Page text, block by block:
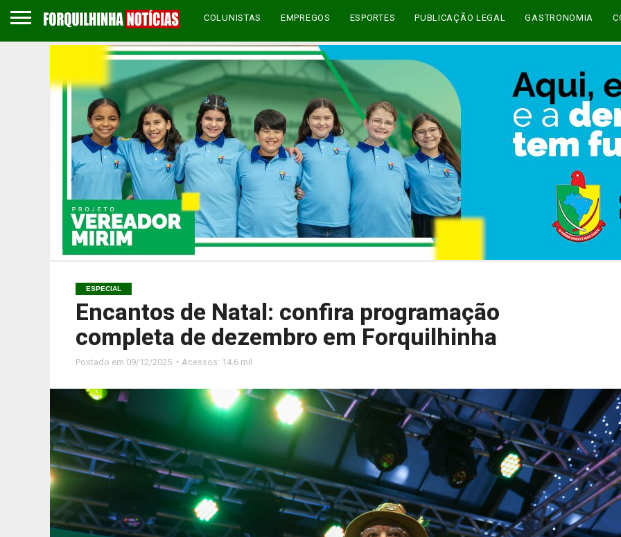
COLUNISTAS EMPREGOS ESPORTES PUBLICAÇÃO LEGAL GASTRONOMIA
ESPECIAL
Encantos de Natal: confira programação
completa de dezembro em Forquilhinha
Postado em 09/12/2025 ◔ Acessos: 14.6 mil